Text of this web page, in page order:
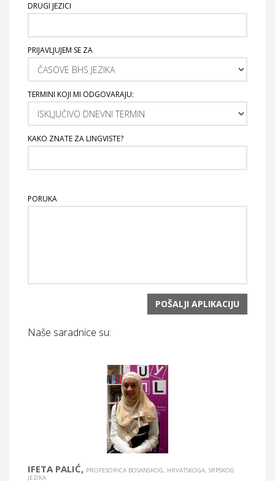
DRUGI JEZICI
PRIJAVLJUJEM SE ZA
TERMINI KOJI MI ODGOVARAJU:
KAKO ZNATE ZA LINGVISTE?
PORUKA
Naše saradnice su:
IFETA PALIĆ, PROFESORICA BOSANSKOG, HRVATSKOGA, SRPSKOG
JEZIKA